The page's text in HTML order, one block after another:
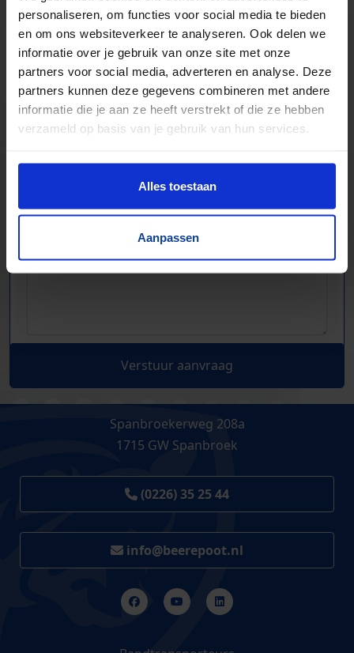
personaliseren, om functies voor social media te bieden
en om ons websiteverkeer te analyseren. Ook delen we
informatie over je gebruik van onze site met onze
partners voor social media, adverteren en analyse. Deze
partners kunnen deze gegevens combineren met andere
informatie die je aan ze heeft verstrekt of die ze hebben
verzameld op basis van je gebruik van hun services.
Alles toestaan
Aanpassen
Elektronische componenten
Verstuur aanvraag
Spanbroekerweg 208a
1715 GW Spanbroek
(0226) 35 25 44
info@beerepoot.nl